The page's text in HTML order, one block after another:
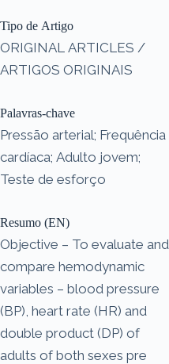
Tipo de Artigo
ORIGINAL ARTICLES /
ARTIGOS ORIGINAIS
Palavras-chave
Pressão arterial; Frequência
cardíaca; Adulto jovem;
Teste de esforço
Resumo (EN)
Objective – To evaluate and
compare hemodynamic
variables – blood pressure
(BP), heart rate (HR) and
double product (DP) of
adults of both sexes pre